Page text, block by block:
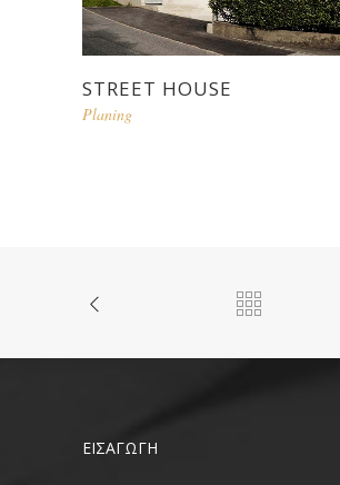
STREET HOUSE
Planing
ΕΙΣΑΓΩΓΗ